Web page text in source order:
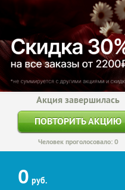
Акция завершилась
ПОВТОРИТЬ АКЦИЮ
Человек проголосовало: 0
0 руб.